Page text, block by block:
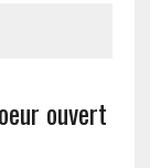
ouvert